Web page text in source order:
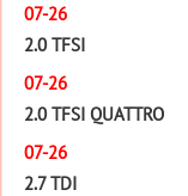
07-26
2.0 TFSI
07-26
2.0 TFSI QUATTRO
07-26
2.7 TDI